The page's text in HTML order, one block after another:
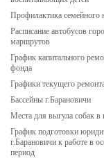
Профилактика семейного
Расписание автобусов
маршрутов
График капитального
фонда
Графики текущего
Бассейны г.Барановичи
Места для выгула собак в
График подготовки
г.Барановичи к работе в
период